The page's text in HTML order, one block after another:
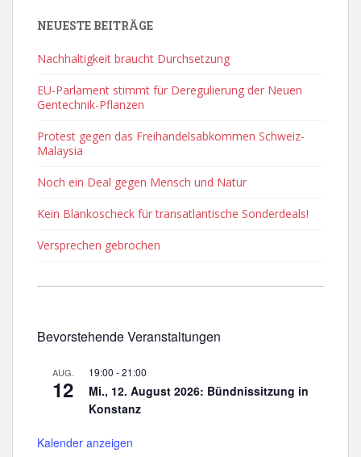
NEUESTE BEITRÄGE
Nachhaltigkeit braucht Durchsetzung
EU-Parlament stimmt für Deregulierung der Neuen
Gentechnik-Pflanzen
Protest gegen das Freihandelsabkommen Schweiz-
Malaysia
Noch ein Deal gegen Mensch und Natur
Kein Blankoscheck für transatlantische Sonderdeals!
Versprechen gebrochen
Bevorstehende Veranstaltungen
AUG.
12
19:00 -21:00
Mi., 12. August 2026: Bündnissitzung in
Konstanz
Kalender anzeigen